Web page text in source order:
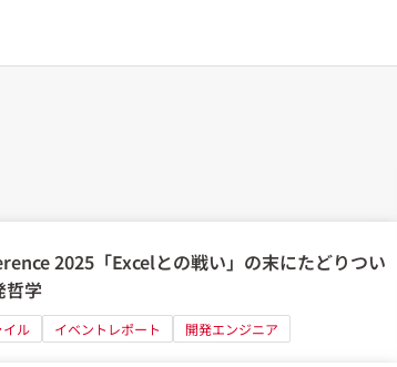
2025「Excelとの戦い」の末にたどりつい
哲学
イル イベントレポート 開発エンジニア